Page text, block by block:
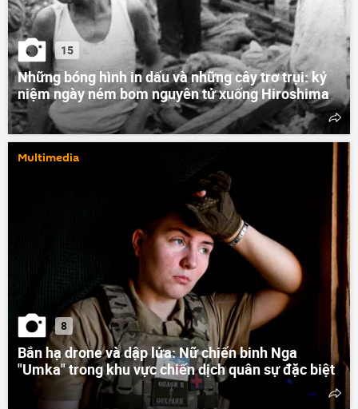
15
Những bóng hình in dấu và những cây trơ trụi: kỷ
niệm ngày ném bom nguyên tử xuống Hiroshima
Multimedia
8
Bắn hạ drone và dập lửa: Nữ chiến binh Nga
"Umka" trong khu vực chiến dịch quân sự đặc biệt